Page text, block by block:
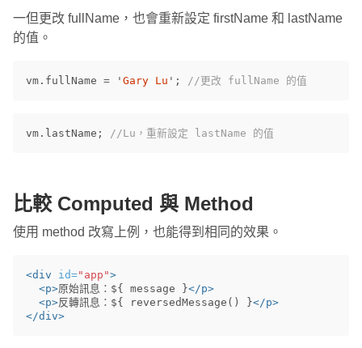
一但更改 fullName，也會重新設定 firstName 和 lastName
的值。
vm . fullName = ' Gary Lu ' ; //更改 fullName 的值
vm . lastName ; //Lu，重新設定 lastName 的值
比較 Computed 與 Method
使用 method 改寫上例，也能得到相同的效果。
<div id="app">
<p>原始訊息：${ message }</p>
<p>反轉訊息：${ reversedMessage() }</p>
</div>